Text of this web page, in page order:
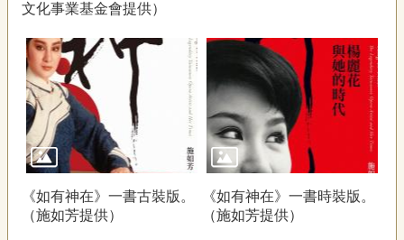
文化事業基金會提供）
《如有神在》一書古裝版。
（施如芳提供）
《如有神在》一書時裝版。
（施如芳提供）